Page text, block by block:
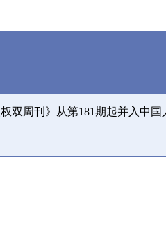
双周刊》从第181期起并入中国